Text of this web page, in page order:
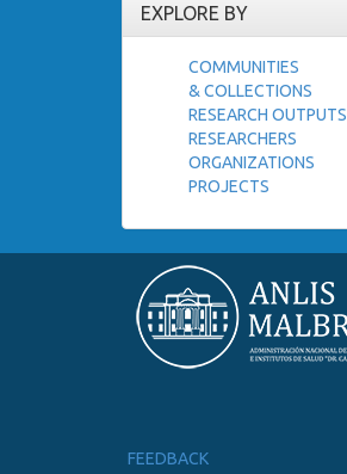
EXPLORE BY
COMMUNITIES
& COLLECTIONS
RESEARCH OUTPUTS
RESEARCHERS
ORGANIZATIONS
PROJECTS
FEEDBACK